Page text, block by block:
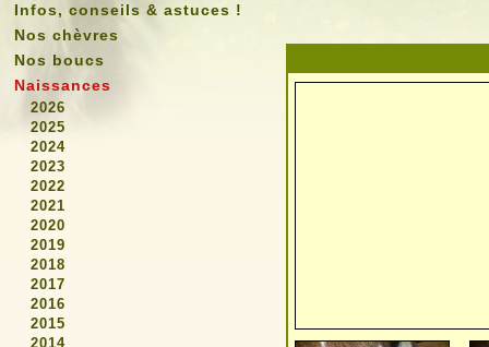
Infos, conseils & astuces !
Nos chèvres
Nos boucs
Naissances
2026
2025
2024
2023
2022
2021
2020
2019
2018
2017
2016
2015
2014